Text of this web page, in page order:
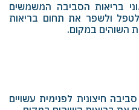
בריאות הסביבה המשמשים
לטפל ולשפר את תחום בריאות
השוהים במקום.
חיצונית לפנימית עשויים